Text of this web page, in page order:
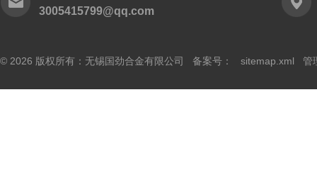
3005415799@qq.com
© 2026 版权所有：无锡国劲合金有限公司 备案号： sitemap.xml 管